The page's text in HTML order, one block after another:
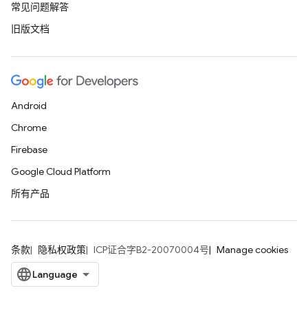
常见问题解答
旧版文档
Android
Chrome
Firebase
Google Cloud Platform
所有产品
条款 隐私权政策 ICP证合字B2-20070004号 Manage cookies